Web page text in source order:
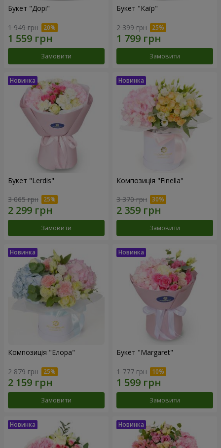
Букет "Дорі"
1 949 грн
Замовити
Букет "Каїр"
2 399 грн
Замовити
Букет "Lerdis"
3 065 грн
Замовити
Композиція "Finella"
3 370 грн
Замовити
Композиція "Елора"
2 879 грн
Замовити
Букет "Margaret"
1 777 грн
Замовити